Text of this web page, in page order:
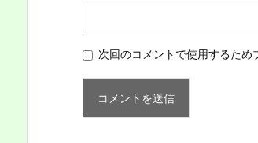
次回のコメントで使用するため